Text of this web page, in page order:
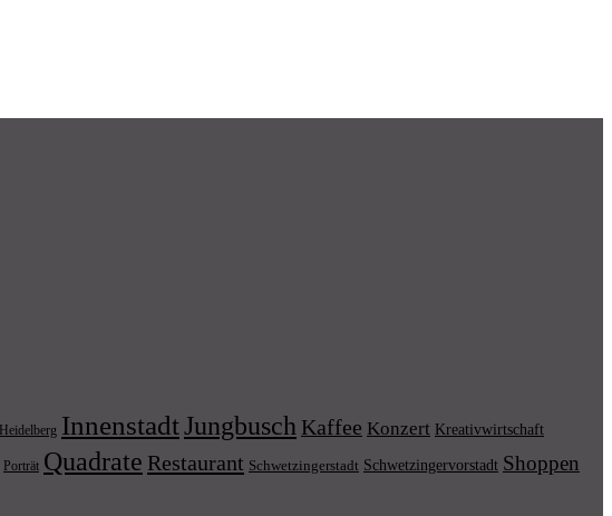
Heidelberg InnenstadtJungbusch Kaffee Konzert Kreativwirtschaft
Porträt Quadrate Restaurant Schwetzingerstadt Schwetzingervorstadt Shoppen